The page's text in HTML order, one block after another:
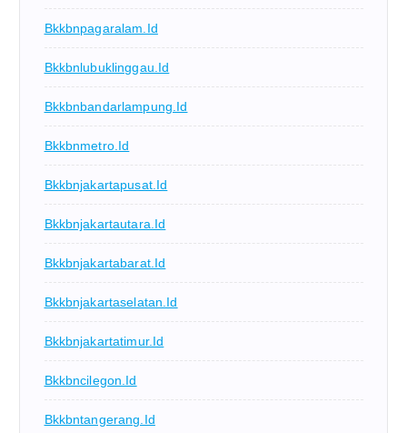
Bkkbnpagaralam.id
Bkkbnlubuklinggau.id
Bkkbnbandarlampung.id
Bkkbnmetro.id
Bkkbnjakartapusat.id
Bkkbnjakartautara.id
Bkkbnjakartabarat.id
Bkkbnjakartaselatan.id
Bkkbnjakartatimur.id
Bkkbncilegon.id
Bkkbntangerang.id